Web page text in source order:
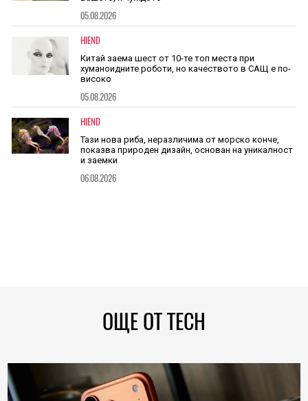
05.08.2026
HIEND
Китай заема шест от 10-те топ места при
хуманоидните роботи, но качеството в САЩ е по-
високо
05.08.2026
HIEND
Тази нова риба, неразличима от морско конче,
показва природен дизайн, основан на уникалност
и заемки
06.08.2026
ОЩЕ ОТ TECH